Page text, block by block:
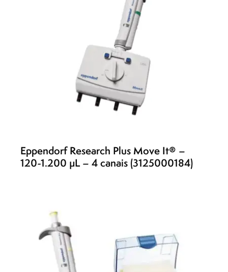
Eppendorf Research Plus Move It® –
120-1.200 µL – 4 canais (3125000184)